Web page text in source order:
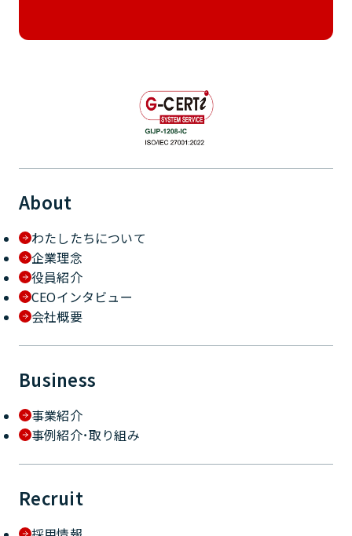
About
わたしたちについて
企業理念
役員紹介
CEOインタビュー
会社概要
Business
事業紹介
事例紹介･取り組み
Recruit